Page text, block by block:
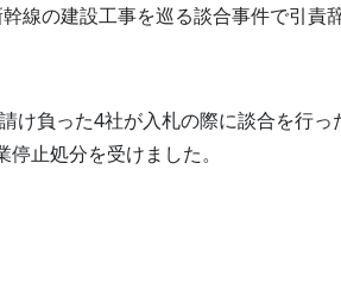
線の建設工事を巡る談合事件で引責
け負った4社が入札の際に談合を行っ
止処分を受けました。